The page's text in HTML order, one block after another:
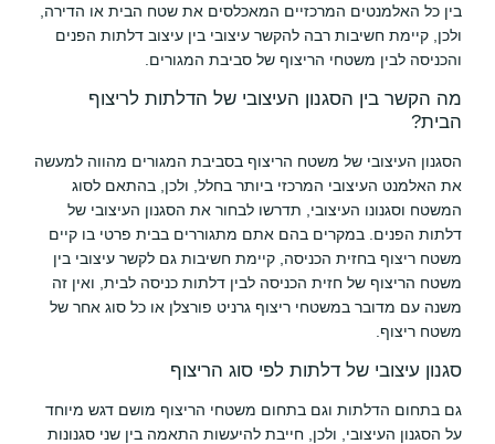
בין כל האלמנטים המרכזיים המאכלסים את שטח הבית או הדירה,
ולכן, קיימת חשיבות רבה להקשר עיצובי בין עיצוב דלתות הפנים
והכניסה לבין משטחי הריצוף של סביבת המגורים.
מה הקשר בין הסגנון העיצובי של הדלתות לריצוף
הבית?
הסגנון העיצובי של משטח הריצוף בסביבת המגורים מהווה למעשה
את האלמנט העיצובי המרכזי ביותר בחלל, ולכן, בהתאם לסוג
המשטח וסגנונו העיצובי, תדרשו לבחור את הסגנון העיצובי של
דלתות הפנים. במקרים בהם אתם מתגוררים בבית פרטי בו קיים
משטח ריצוף בחזית הכניסה, קיימת חשיבות גם לקשר עיצובי בין
משטח הריצוף של חזית הכניסה לבין דלתות כניסה לבית, ואין זה
משנה עם מדובר במשטחי ריצוף גרניט פורצלן או כל סוג אחר של
משטח ריצוף.
סגנון עיצובי של דלתות לפי סוג הריצוף
גם בתחום הדלתות וגם בתחום משטחי הריצוף מושם דגש מיוחד
על הסגנון העיצובי, ולכן, חייבת להיעשות התאמה בין שני סגנונות